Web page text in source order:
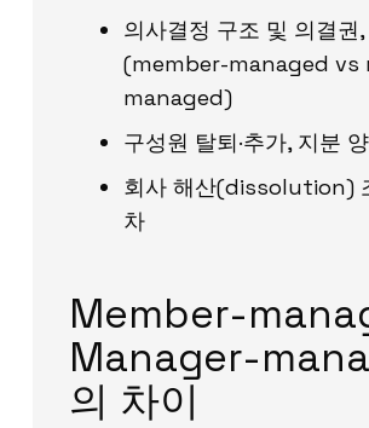
의사결정 구조 및 의결권
(member-managed vs
managed)
구성원 탈퇴·추가, 지분
회사 해산(dissolution)
차
Member-
Manager-
의 차이